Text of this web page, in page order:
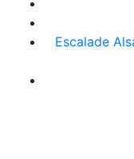
Escalade